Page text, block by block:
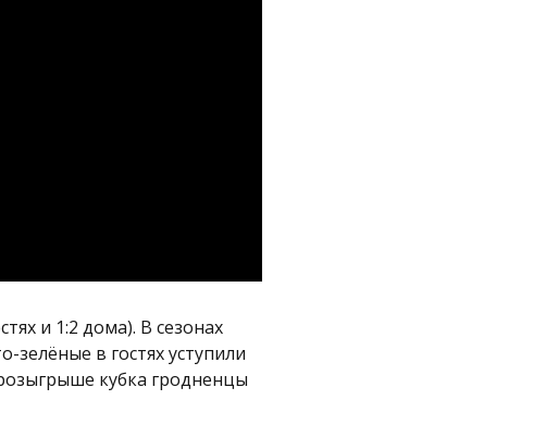
и 1:2 дома). В сезонах
в гостях уступили
кубка гродненцы